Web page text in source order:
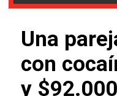
Una
con
y